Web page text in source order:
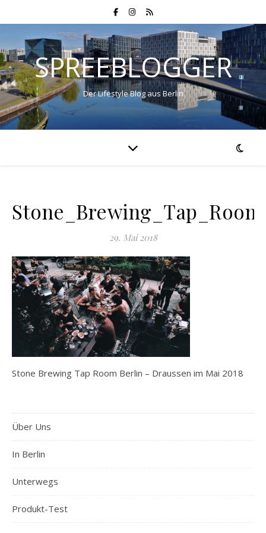
SPREEBLOGGER
Der Lifestyle Blog aus Berlin
29. Mai 2018
Stone Brewing Tap Room Berlin – Draussen im Mai 2018
Über Uns
In Berlin
Unterwegs
Produkt-Test